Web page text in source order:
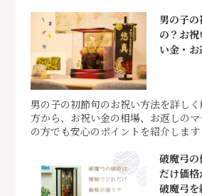
男の子
の？お
い金・
男の子の初節句のお祝い方法を詳し
方から、お祝い金の相場、お返しの
の方でも安心のポイントを紹介します
破魔弓
だけ価
破魔弓を